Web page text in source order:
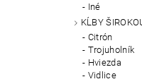
Iné
KĹBY
Citrón
Trojuholník
Hviezda
Vidlice